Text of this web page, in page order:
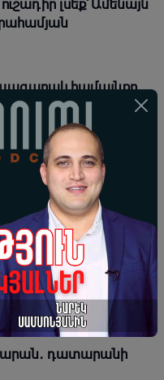
լսեք՝ Ամենայն
համայնքը
զբաղվում. Գևորգյան
հետ եկել է
և Եկեղեցու
չի դատվել, ինչ ծանր
վախենում.
դատարանի